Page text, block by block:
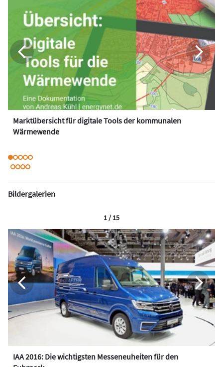
Marktübersicht für digitale Tools der kommunalen
Wärmewende
Bildergalerien
IAA 2016: Die wichtigsten Messeneuheiten für den
1 / 15